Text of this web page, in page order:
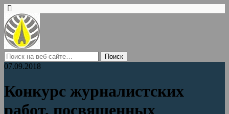
07.09.2018
Конкурс журналистских
работ, посвященных